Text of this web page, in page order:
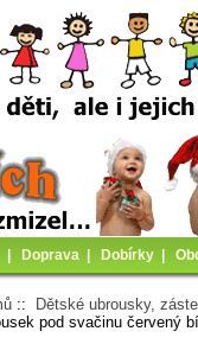
Doprava Dobírky
::
Dětské ubrousky,
pod svačinu červený